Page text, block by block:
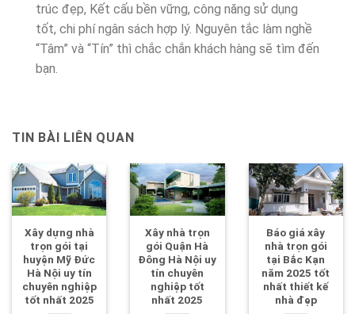
trúc đẹp, Kết cấu bền vững, công năng sử dụng
tốt, chi phí ngân sách hợp lý. Nguyên tắc làm nghề
“Tâm” và “Tín” thì chắc chắn khách hàng sẽ tìm đến
bạn.
TIN BÀI LIÊN QUAN
Xây dựng nhà
trọn gói tại
huyện Mỹ Đức
Hà Nội uy tín
chuyên nghiệp
tốt nhất 2025
Xây nhà trọn
gói Quận Hà
Đông Hà Nội uy
tín chuyên
nghiệp tốt
nhất 2025
Báo giá xây
nhà trọn gói
tại Bắc Kạn
năm 2025 tốt
nhất thiết kế
nhà đẹp